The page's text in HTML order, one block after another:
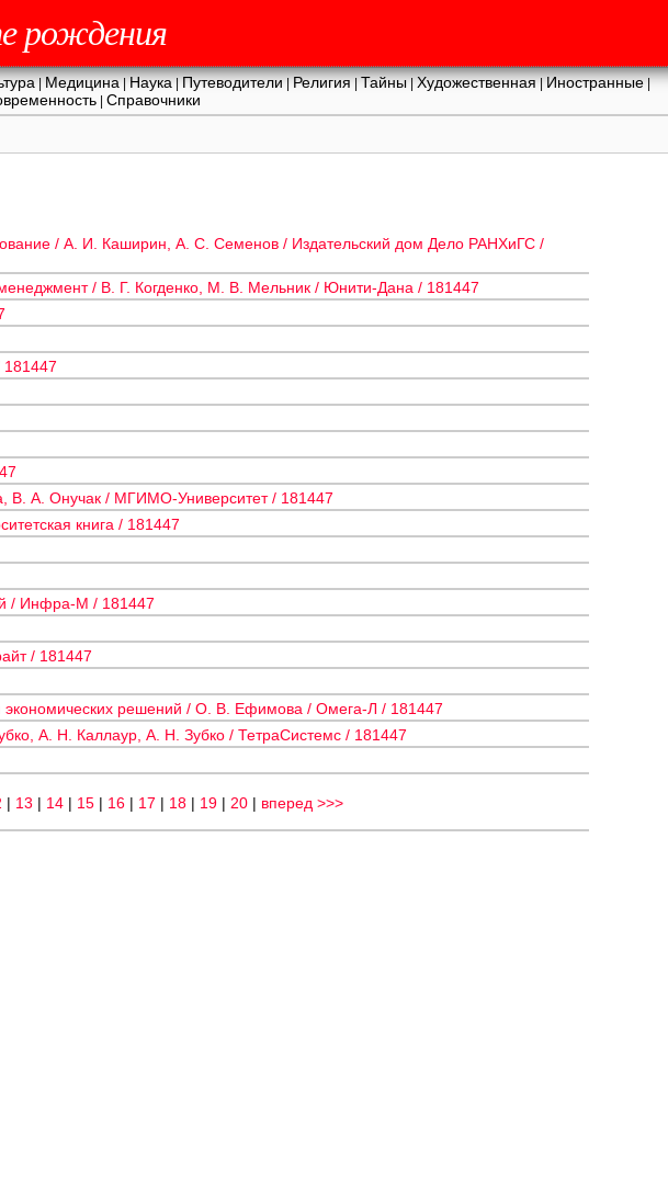
рождения
|Медицина|Наука|Путеводители|Религия|Тайны|Художественная|Иностранные|
Справочники
/ А. И. Каширин, А. С. Семенов / Издательский дом Дело РАНХиГС /
/ В. Г. Когденко, М. В. Мельник / Юнити-Дана / 181447
181447
В. А. Онучак / МГИМО-Университет / 181447
книга / 181447
/ Инфра-М / 181447
/ 181447
решений / О. В. Ефимова / Омега-Л / 181447
А. Н. Каллаур, А. Н. Зубко / ТетраСистемс / 181447
| 13 | 14 | 15 | 16 | 17 | 18 | 19 | 20 | вперед >>>